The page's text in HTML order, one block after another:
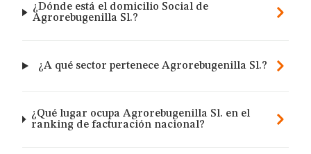
¿Dónde está el domicilio Social de
Agrorebugenilla Sl.?
¿A qué sector pertenece Agrorebugenilla Sl.?
¿Qué lugar ocupa Agrorebugenilla Sl. en el
ranking de facturación nacional?